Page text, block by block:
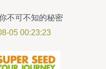
不可不知的秘密
05 00:23:23